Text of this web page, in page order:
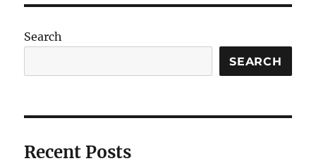
dengan
Lauk
Search
SEARCH
Recent Posts